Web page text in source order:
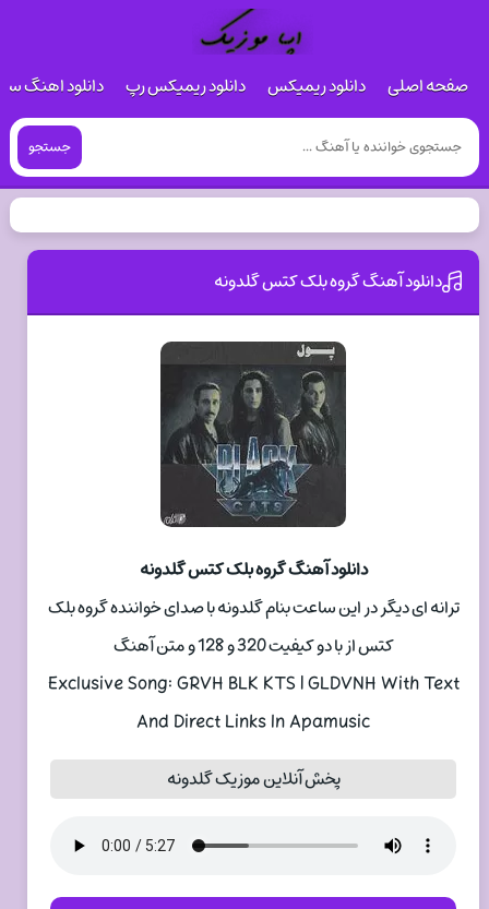
صفحه اصلی دانلود ریمیکس دانلود ریمیکس رپ دانلود اهنگ
جستجو
دانلود آهنگ گروه بلک کتس گلدونه
دانلود آهنگ گروه بلک کتس گلدونه
ترانه ای دیگر در این ساعت بنام گلدونه با صدای خواننده گروه بلک
کتس از با دو کیفیت 320 و 128 و متن آهنگ
Exclusive Song: GRVH BLK KTS | GLDVNH With Text
And Direct Links In Apamusic
پخش آنلاین موزیک گلدونه